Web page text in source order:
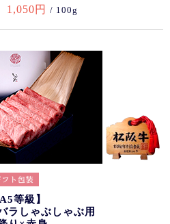
1,050円 / 100g
A5等級】
ラしゃぶしゃぶ用